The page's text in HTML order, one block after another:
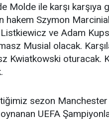
Molde ile karşı
hakem Szymon
Listkiewicz ve Adam
Musial olacak.
Kwiatkowski oturacak.
sezon
UEFA